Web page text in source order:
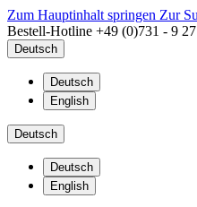
Zum Hauptinhalt springen Zur
Bestell-Hotline +49 (0)731 - 9
Deutsch
Deutsch
English
Deutsch
Deutsch
English